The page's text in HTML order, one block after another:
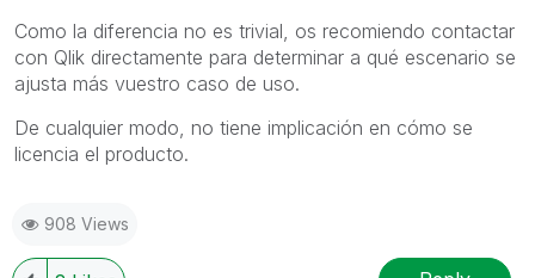
Como la diferencia no es trivial, os recomiendo contactar
con Qlik directamente para determinar a qué escenario se
ajusta más vuestro caso de uso.
De cualquier modo, no tiene implicación en cómo se
licencia el producto.
908 Views